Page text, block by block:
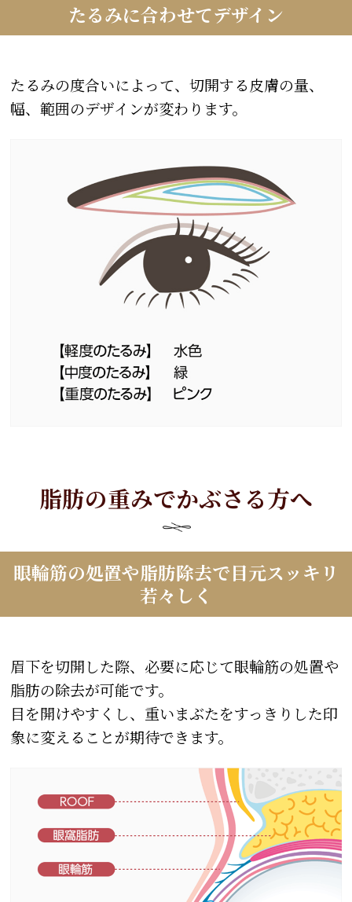
たるみに合わせてデザイン
たるみの度合いによって、切開する皮膚の量、
幅、範囲のデザインが変わります。
脂肪の重みでかぶさる方へ
眼輪筋の処置や脂肪除去で目元スッキリ
若々しく
眉下を切開した際、必要に応じて眼輪筋の処置や
脂肪の除去が可能です。
目を開けやすくし、重いまぶたをすっきりした印
象に変えることが期待できます。